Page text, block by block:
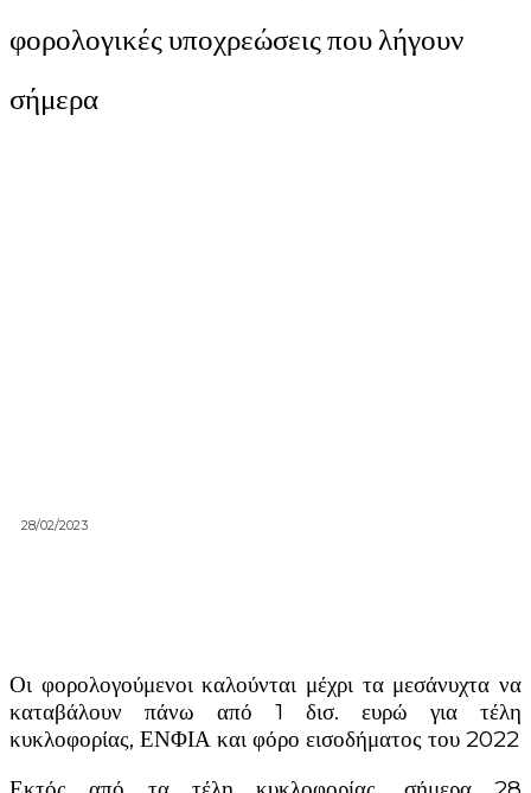
φορολογικές υποχρεώσεις που λήγουν
σήμερα
28/02/2023
Οι φορολογούμενοι καλούνται μέχρι τα μεσάνυχτα να
καταβάλουν πάνω από 1 δισ. ευρώ για τέλη
κυκλοφορίας, ΕΝΦΙΑ και φόρο εισοδήματος του 2022